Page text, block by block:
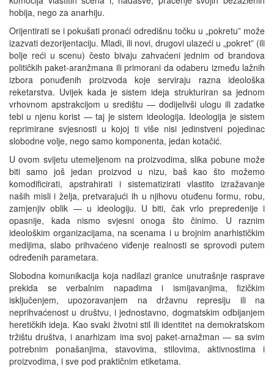
hobija, nego za anarhiju.
Orijentirati se i pokušati pronaći odredišnu točku u „pokretu” može
izazvati dezorijentaciju. Mladi, ili novi, drugovi ulazeći u „pokret” (ili
bolje reći u scenu) često bivaju zahvaćeni jednim od brandova
političkih paket-aranžmana ili primorani da odaberu između lažnih
izbora ponuđenih proizvoda koje serviraju razna ideološka
reketarstva. Uvijek kada je sistem ideja strukturiran sa jednom
vrhovnom apstrakcijom u središtu — dodijelivši ulogu ili zadatke
tebi u njenu korist — taj je sistem ideologija. Ideologija je sistem
reprimirane svjesnosti u kojoj ti više nisi jedinstveni pojedinac
slobodne volje, nego samo komponenta, jedan kotačić.
U ovom svijetu utemeljenom na proizvodima, slika pobune može
biti samo još jedan proizvod u nizu, baš kao što možemo
komodificirati, apstrahirati i sistematizirati vlastito izražavanje
naših misli i želja, pretvarajući ih u njihovu otuđenu formu, robu,
zamjenjiv oblik — u ideologiju. U biti, čak vrlo prepredenije i
opasnije, kada nismo svjesni onoga što činimo. U raznim
ideološkim organizacijama, na scenama i u brojnim anarhističkim
medijima, slabo prihvaćeno viđenje realnosti se sprovodi putem
određenih parametara.
Slobodna komunikacija koja nadilazi granice unutrašnje rasprave
prekida se verbalnim napadima i ismijavanjima, fizičkim
isključenjem, upozoravanjem na državnu represiju ili na
neprihvaćenost u društvu, i jednostavno, dogmatskim odbijanjem
heretičkih ideja. Kao svaki životni stil ili identitet na demokratskom
tržištu društva, i anarhizam ima svoj paket-arnažman — sa svim
potrebnim ponašanjima, stavovima, stilovima, aktivnostima i
proizvodima, i sve pod praktičnim etiketama.